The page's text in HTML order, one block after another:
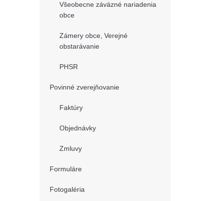
Všeobecne záväzné nariadenia
obce
Zámery obce, Verejné
obstarávanie
PHSR
Povinné zverejňovanie
Faktúry
Objednávky
Zmluvy
Formuláre
Fotogaléria